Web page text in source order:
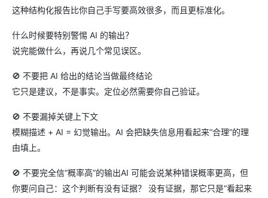
这种结构化报告比你自己手写要高效很多，而且更标准化。
什么时候要特别警惕 AI 的输出？
说完能做什么，再说几个常见误区。
🚫 不要把 AI 给出的结论当做最终结论
它只是建议，不是事实。定位必然需要你自己验证。
🚫 不要漏掉关键上下文
模糊描述 + AI = 幻觉输出。AI 会把缺失信息用看起来“合理”的理
由填上。
🚫 不要完全信“概率高”的输出AI 可能会说某种错误概率更高，但
你要问自己：这个判断有没有证据？ 没有证据，那它只是“看起来